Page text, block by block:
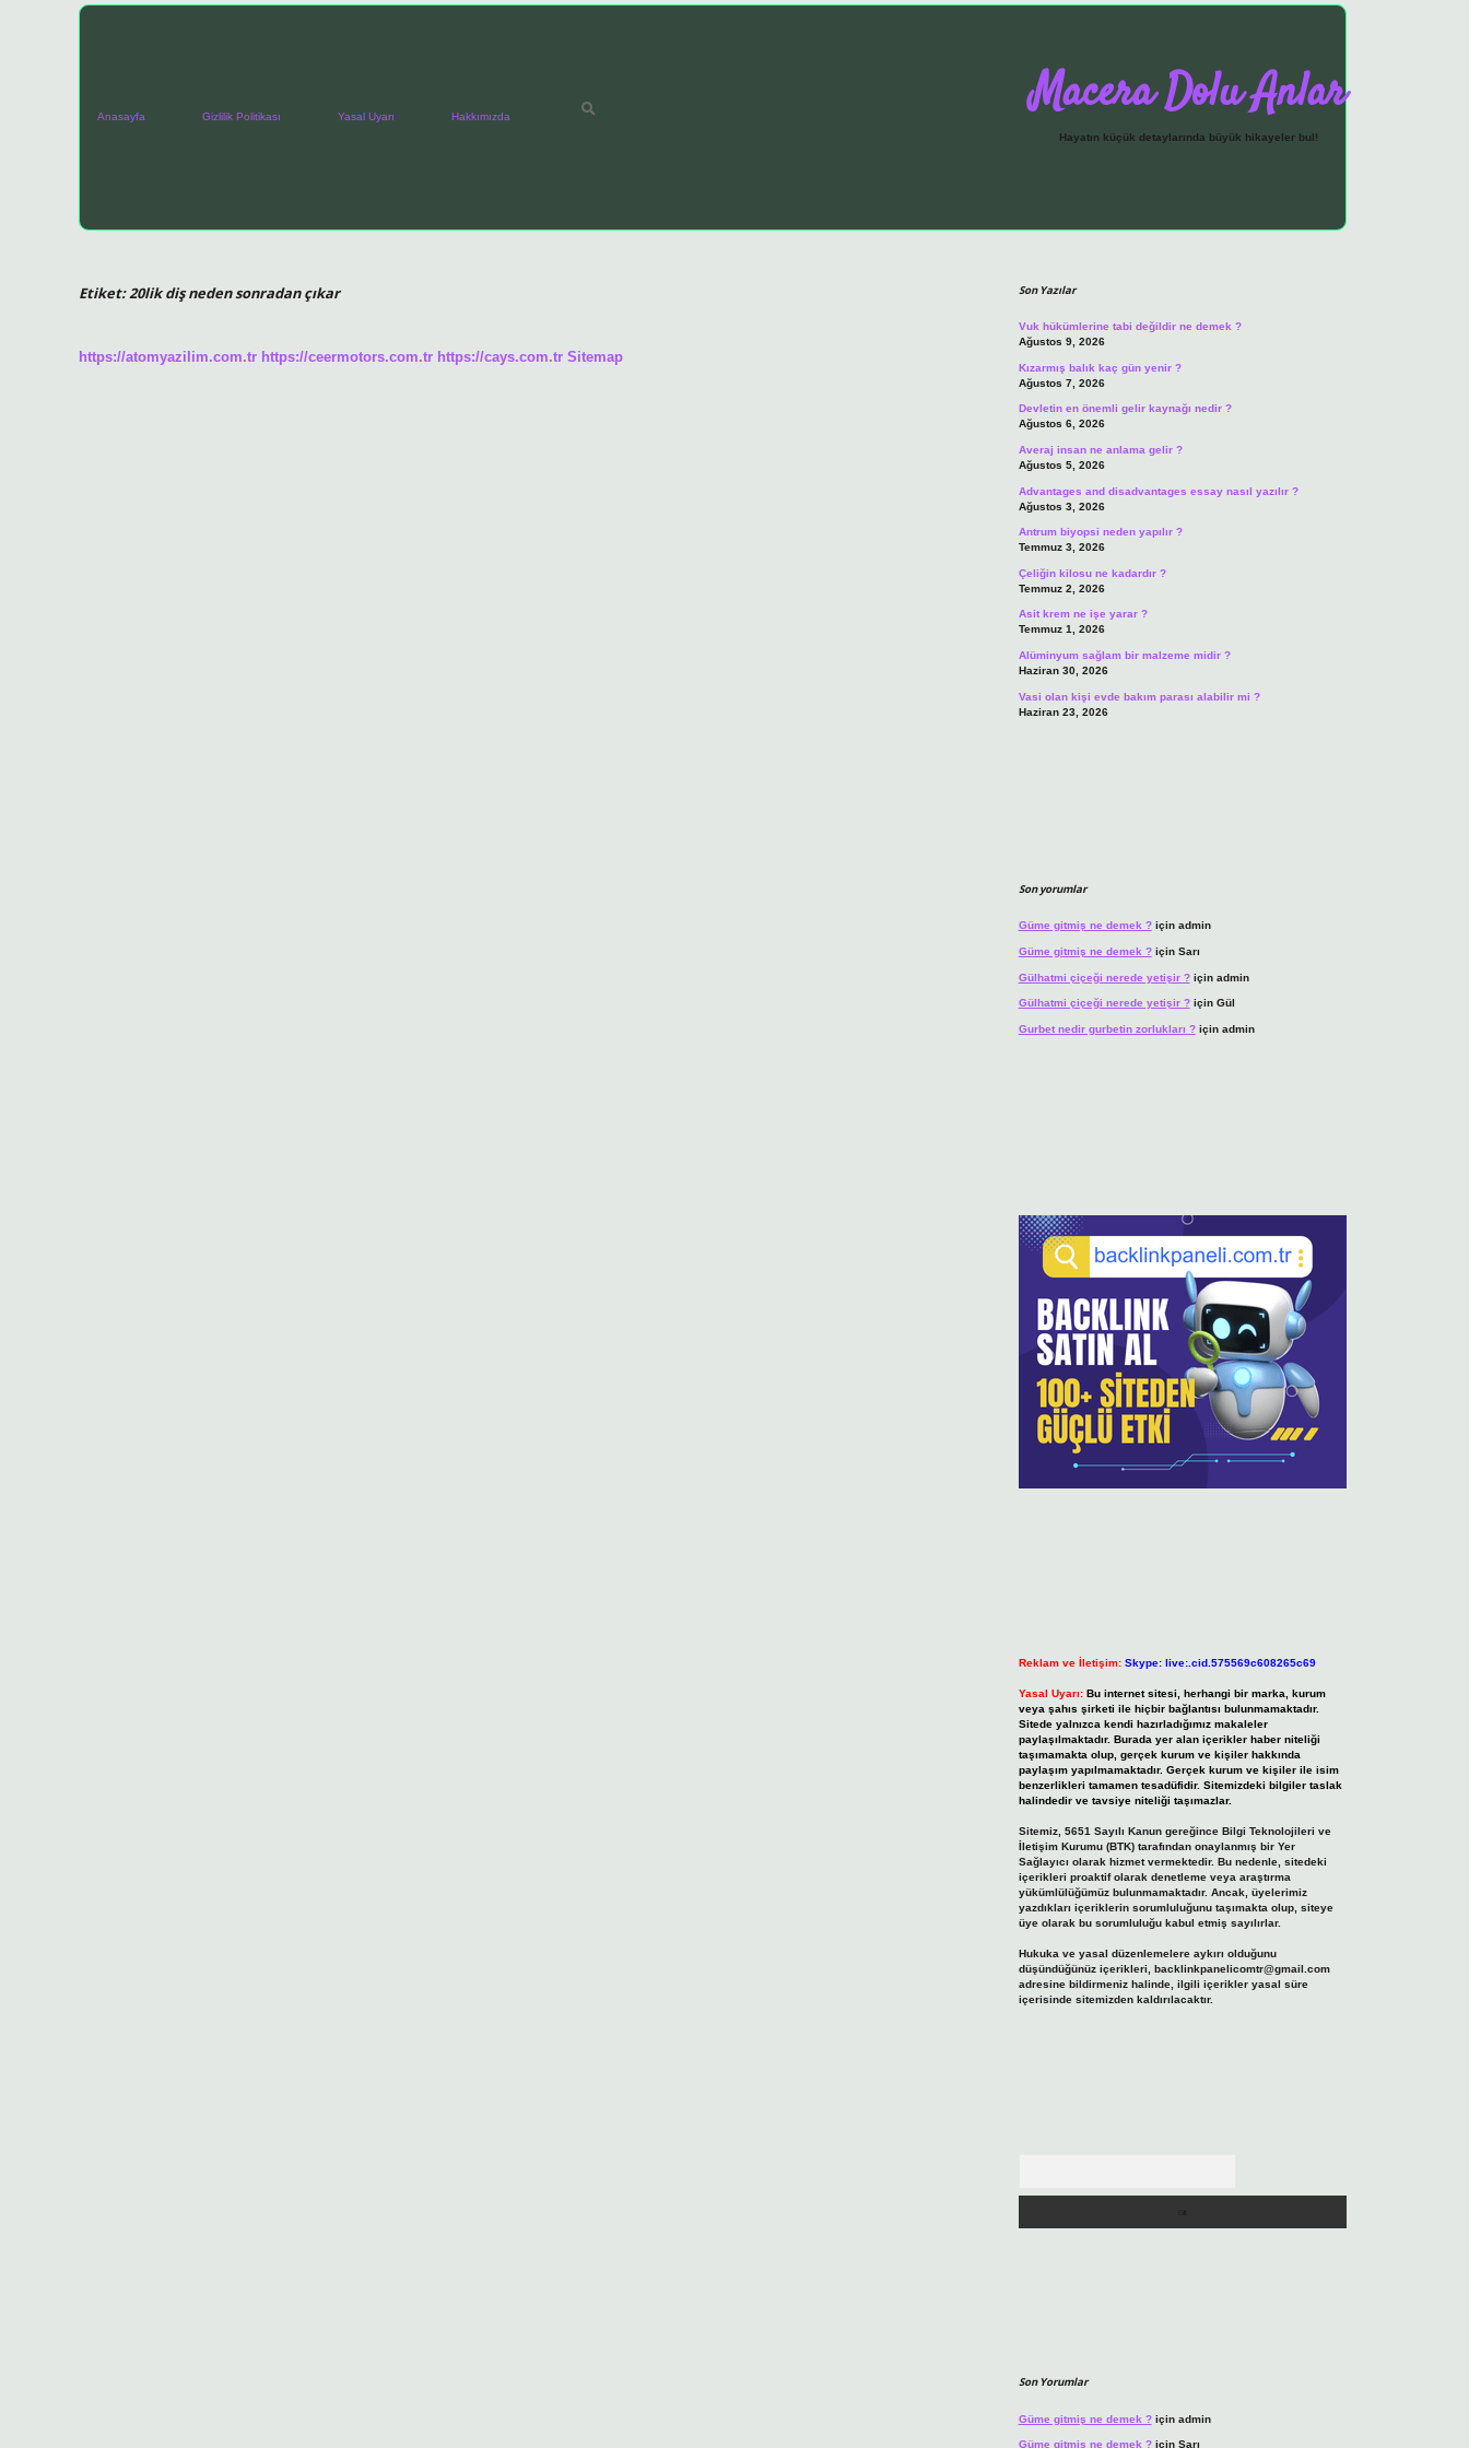
Anasayfa Gizlilik Politikası Yasal Uyarı Hakkımızda Macera Dolu Anlar
Hayatın küçük detaylarında büyük hikayeler bul!
Etiket:20lik diş neden sonradan çıkar
https://atomyazilim.com.tr https://ceermotors.com.tr https://cays.com.tr Sitemap
Son Yazılar
Vuk hükümlerine tabi değildir ne demek ?
Ağustos 9, 2026
Kızarmış balık kaç gün yenir ?
Ağustos 7, 2026
Devletin en önemli gelir kaynağı nedir ?
Ağustos 6, 2026
Averaj insan ne anlama gelir ?
Ağustos 5, 2026
Advantages and disadvantages essay nasıl yazılır ?
Ağustos 3, 2026
Antrum biyopsi neden yapılır ?
Temmuz 3, 2026
Çeliğin kilosu ne kadardır ?
Temmuz 2, 2026
Asit krem ne işe yarar ?
Temmuz 1, 2026
Alüminyum sağlam bir malzeme midir ?
Haziran 30, 2026
Vasi olan kişi evde bakım parası alabilir mi ?
Haziran 23, 2026
Son yorumlar
Güme gitmiş ne demek ?için admin
Güme gitmiş ne demek ?için Sarı
Gülhatmi çiçeği nerede yetişir ?için admin
Gülhatmi çiçeği nerede yetişir ?için Gül
Gurbet nedir gurbetin zorlukları ?için admin
Reklam ve İletişim: Skype: live:.cid.575569c608265c69
Yasal Uyarı: Bu internet sitesi, herhangi bir marka, kurum
veya şahıs şirketi ile hiçbir bağlantısı bulunmamaktadır.
Sitede yalnızca kendi hazırladığımız makaleler
paylaşılmaktadır. Burada yer alan içerikler haber niteliği
taşımamakta olup, gerçek kurum ve kişiler hakkında
paylaşım yapılmamaktadır. Gerçek kurum ve kişiler ile isim
benzerlikleri tamamen tesadüfidir. Sitemizdeki bilgiler taslak
halindedir ve tavsiye niteliği taşımazlar.
Sitemiz, 5651 Sayılı Kanun gereğince Bilgi Teknolojileri ve
İletişim Kurumu (BTK) tarafından onaylanmış bir Yer
Sağlayıcı olarak hizmet vermektedir. Bu nedenle, sitedeki
içerikleri proaktif olarak denetleme veya araştırma
yükümlülüğümüz bulunmamaktadır. Ancak, üyelerimiz
yazdıkları içeriklerin sorumluluğunu taşımakta olup, siteye
üye olarak bu sorumluluğu kabul etmiş sayılırlar.
Hukuka ve yasal düzenlemelere aykırı olduğunu
düşündüğünüz içerikleri, backlinkpanelicomtr@gmail.com
adresine bildirmeniz halinde, ilgili içerikler yasal süre
içerisinde sitemizden kaldırılacaktır.
Son Yorumlar
Güme gitmiş ne demek ?için admin
Güme gitmiş ne demek ?için Sarı